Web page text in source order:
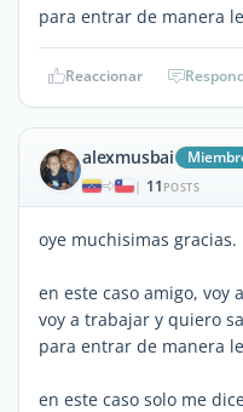
para entrar de manera
Reaccionar
alexmusbai
| 11 POSTS
oye muchisimas gracias.
en este caso amigo, voy
voy a trabajar y quiero
para entrar de manera
en este caso solo me